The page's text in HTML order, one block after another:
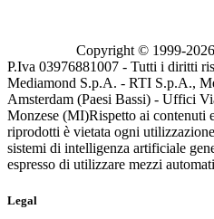
Copyright © 1999-2026
P.Iva 03976881007 - Tutti i diritti
Mediamond S.p.A. - RTI S.p.A.,
Amsterdam (Paesi Bassi) - Uffici
Monzese (MI)Rispetto ai contenuti
riprodotti è vietata ogni
sistemi di intelligenza artificiale
espresso di utilizzare mezzi
Legal